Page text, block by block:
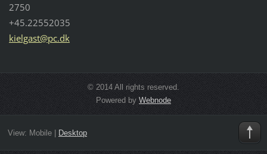
2750
+45.22552035
kielgast@pc.dk
© 2014 All rights reserved.
Powered by Webnode
View: Mobile| Desktop